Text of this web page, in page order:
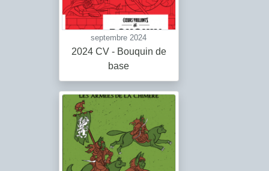
septembre 2024
2024 CV - Bouquin de
base